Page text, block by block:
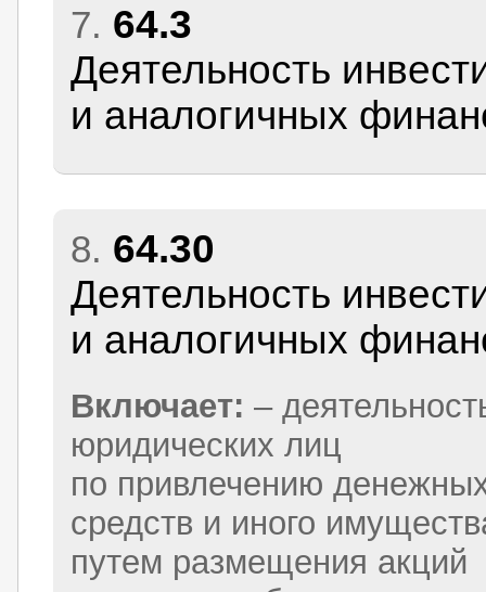
7. 64.3
Деятельность
и аналогичных
8. 64.30
Деятельность
и аналогичных
Включает: –
юридических лиц
по привлечению
средств и иного
путем размещения акций